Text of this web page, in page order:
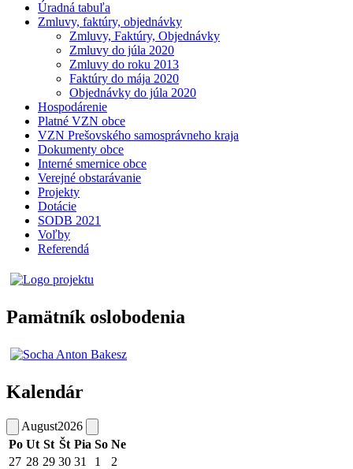
Úradná tabuľa
Zmluvy, faktúry, objednávky
Zmluvy, Faktúry, Objednávky
Zmluvy do júla 2020
Zmluvy do roku 2013
Faktúry do mája 2020
Objednávky do júla 2020
Hospodárenie
Platné VZN obce
VZN Prešovského samosprávneho kraja
Dokumenty obce
Interné smernice obce
Verejné obstarávanie
Projekty
Dotácie
SODB 2021
Voľby
Referendá
Pamätník oslobodenia
Kalendár
August2026
Po Ut St Št Pia So Ne
27 28 29 30 31 1
2